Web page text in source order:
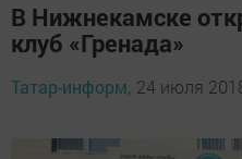
В Нижнекамске
клуб «Гренада»
Татар-информ, 24 июля